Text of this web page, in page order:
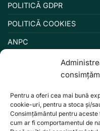
Pentru a oferi cea mai bună
cookie-uri, pentru a stoca și/
Consimțământul pentru
cum ar fi comportamentul de
POLITICĂ GDPR
POLITICĂ COOKIES
ANPC